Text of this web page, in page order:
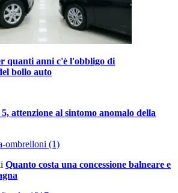
quanti anni c'è l'obbligo di
bollo auto
attenzione al sintomo anomalo della
Quanto costa una concessione balneare e